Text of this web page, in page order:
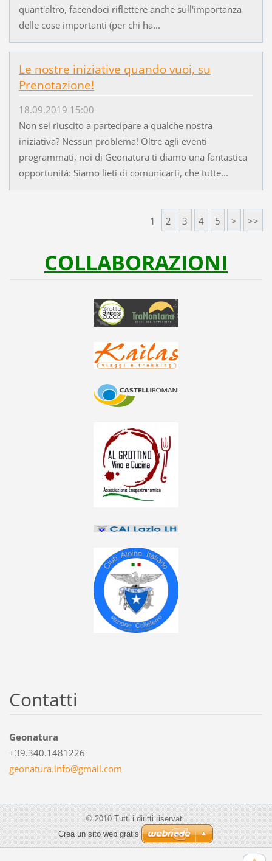
quant'altro, facendoci riflettere anche sull'importanza
delle cose importanti (per chi ha...
Le nostre iniziative quando vuoi, su
Prenotazione!
18.09.2019 15:00
Non sei riuscito a partecipare a qualche nostra
iniziativa? Nessun problema! Oltre agli eventi
programmati, noi di Geonatura ti diamo una fantastica
opportunità: Siamo lieti di comunicarti, che tutte...
1 2 3 4 5 > >>
COLLABORAZIONI
Contatti
Geonatura
+39.340.1481226
geonatura.info@gmail.com
© 2010 Tutti i diritti riservati.
Crea un sito web gratis